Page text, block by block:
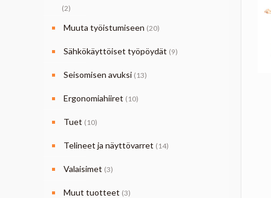
(2)
Muuta työistumiseen (20)
Sähkökäyttöiset työpöydät (9)
Seisomisen avuksi (13)
Ergonomiahiiret (10)
Tuet (10)
Telineet ja näyttövarret (14)
Valaisimet (3)
Muut tuotteet (3)